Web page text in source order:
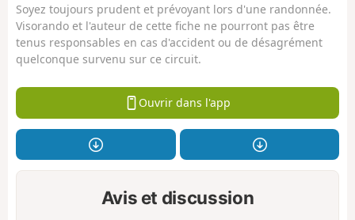
Soyez toujours prudent et prévoyant lors d'une randonnée.
Visorando et l'auteur de cette fiche ne pourront pas être
tenus responsables en cas d'accident ou de désagrément
quelconque survenu sur ce circuit.
Ouvrir dans l'app
Avis et discussion